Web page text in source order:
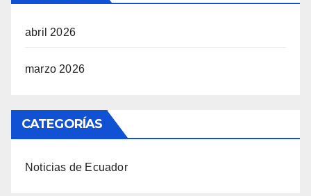
abril 2026
marzo 2026
CATEGORÍAS
Noticias de Ecuador